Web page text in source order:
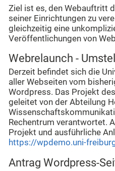
Ziel ist es, den Webauftritt
seiner Einrichtungen zu
gleichzeitig eine
Veröffentlichungen von
Webrelaunch -
Derzeit befindet sich die
aller Webseiten vom
Wordpress. Das Projekt
geleitet von der Abteilung
Rechentrum verantwortet.
Projekt und ausführliche
https://wpdemo.uni-
Antrag Wordpress-